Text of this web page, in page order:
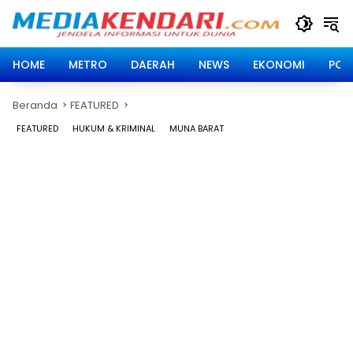
HOME
METRO DAERAH NEWS EKONOMI
Beranda FEATURED
FEATURED HUKUM & KRIMINAL MUNA BARAT